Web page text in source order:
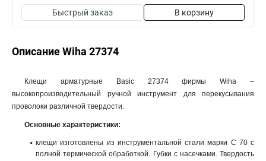
Быстрый заказ В корзину
Описание Wiha 27374
Клещи арматурные Basic 27374 фирмы Wiha –
высокопроизводительный ручной инструмент для перекусывания
проволоки различной твердости.
Основные характеристики:
клещи изготовлены из инструментальной стали марки C 70 с
полной термической обработкой. Губки с насечками. Твердость